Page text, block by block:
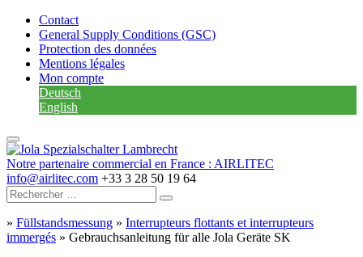
Contact
General Supply Conditions (GSC)
Protection des données
Mentions légales
Mon compte
Deutsch
English
Notre partenaire commercial en France : AIRLITEC
info@airlitec.com +33 3 28 50 19 64
» Füllstandsmessung » Interrupteurs flottants et interrupteurs
immergés » Gebrauchsanleitung für alle Jola Geräte SK